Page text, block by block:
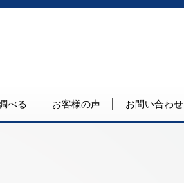
べる お客様の声 お問い合わせ